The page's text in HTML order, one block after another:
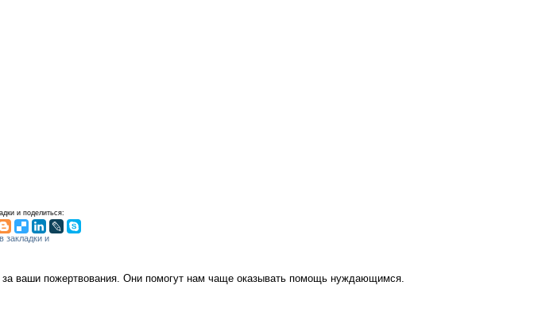
и поделиться:
ваши пожертвования. Они помогут нам чаще оказывать помощь нуждающимся.